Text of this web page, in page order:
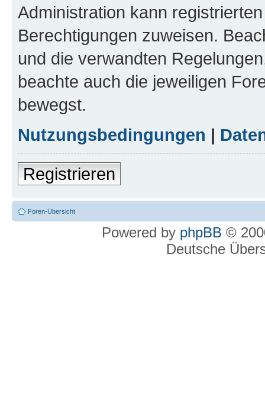
Administration kann
Berechtigungen zuweisen.
und die verwandten
beachte auch die jeweiligen
bewegst.
Nutzungsbedingungen |
Registrieren
Foren-Übersicht
Powered by phpBB ©
Deutsche